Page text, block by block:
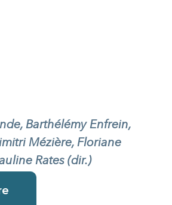
Barthélémy Enfrein,
Mézière, Floriane
Rates (dir.)